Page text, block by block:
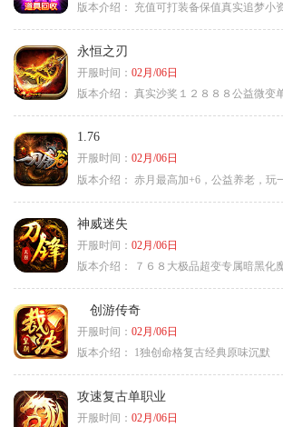
版本介绍：
充值可打装备保值真实追梦小
永恒之刃
开服时间： 02月/06日
版本介绍： 真实沙奖１２８８８公益微变
1.76
开服时间： 02月/06日
版本介绍： 赤月最高加+6，公益养老，玩一年不
神威迷失
开服时间： 02月/06日
版本介绍：
７６８大极品超变专属暗黑化魔酒鬼微
创游传奇
开服时间： 02月/06日
版本介绍：
1独创命格复古经典原味沉默
攻速复古单职业
开服时间： 02月/06日